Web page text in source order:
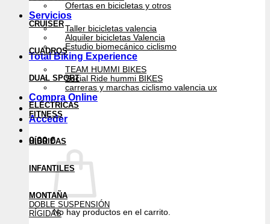
Ofertas en bicicletas y otros
Servicios
Taller bicicletas valencia
Alquiler bicicletas Valencia
Estudio biomecánico ciclismo
Total Biking Experience
TEAM HUMMI BIKES
Social Ride hummi BIKES
carreras y marchas ciclismo valencia ux
Compra Online
Acceder
0,00€
No hay productos en el carrito.
CRUISER
CUADROS
DUAL SPORT
ELÉCTRICAS
FITNESS
HÍBRIDAS
INFANTILES
MONTAÑA
DOBLE SUSPENSIÓN
RÍGIDAS